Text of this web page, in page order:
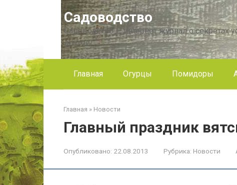
Садоводство
Садоводство — интернет журнал о секретах
другое!
Главная Огурцы Помидоры
Главная » Новости
Главный праздник
Опубликовано: 22.08.2013 Рубрика: Новости